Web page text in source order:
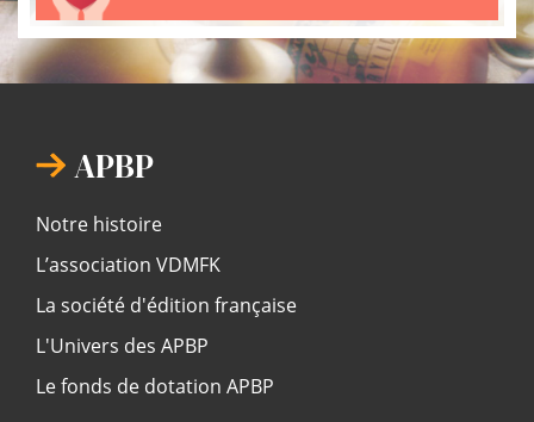
APBP
Notre histoire
L’association VDMFK
La société d'édition française
L'Univers des APBP
Le fonds de dotation APBP